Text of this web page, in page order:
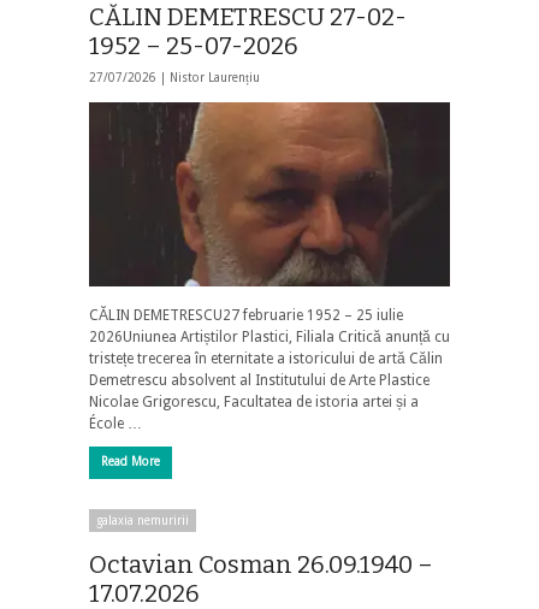
CĂLIN DEMETRESCU 27-02-
1952 – 25-07-2026
27/07/2026 | Nistor Laurențiu
CĂLIN DEMETRESCU27 februarie 1952 – 25 iulie
2026Uniunea Artiștilor Plastici, Filiala Critică anunță cu
tristețe trecerea în eternitate a istoricului de artă Călin
Demetrescu absolvent al Institutului de Arte Plastice
Nicolae Grigorescu, Facultatea de istoria artei și a
École …
Read More
galaxia nemuririi
Octavian Cosman 26.09.1940 –
17.07.2026